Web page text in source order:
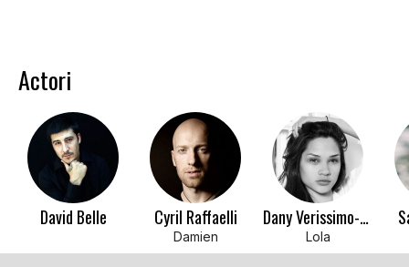
Actori
David Belle Cyril Raffaelli
Damien
Dany Verissimo-Petit
Lola